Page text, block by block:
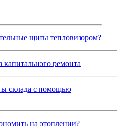
щиты тепловизором?
капитального ремонта
склада с помощью
на отоплении?